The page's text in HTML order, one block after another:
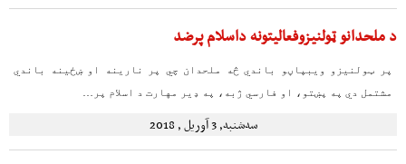
د ملحدانو ټولنیزوفعالیتونه داسلام پرضد
پر ټولنیزو ویبپاڼو باندي څه ملحدان چي پر نارینه او ښځینه باندي
مشتمل دي په پښتو، او فارسي ژبه، په ډیر مهارت د اسلام پر…
سه‌شنبه, 3 آوریل , 2018